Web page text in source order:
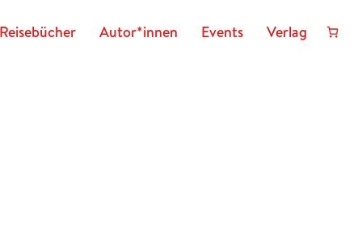
Reisebücher Autor*innen Events Verlag